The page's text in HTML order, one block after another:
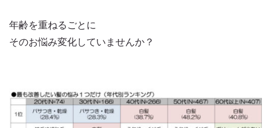
年齢を重ねるごとに
そのお悩み変化していませんか？